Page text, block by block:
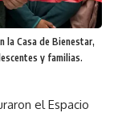
la Casa de Bienestar,
y familias.
el Espacio